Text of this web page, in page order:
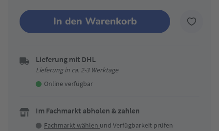
In den Warenkorb
Lieferung mit DHL
Lieferung in ca. 2-3 Werktage
Online verfügbar
Im Fachmarkt abholen & zahlen
Fachmarkt wählen und Verfügbarkeit prüfen